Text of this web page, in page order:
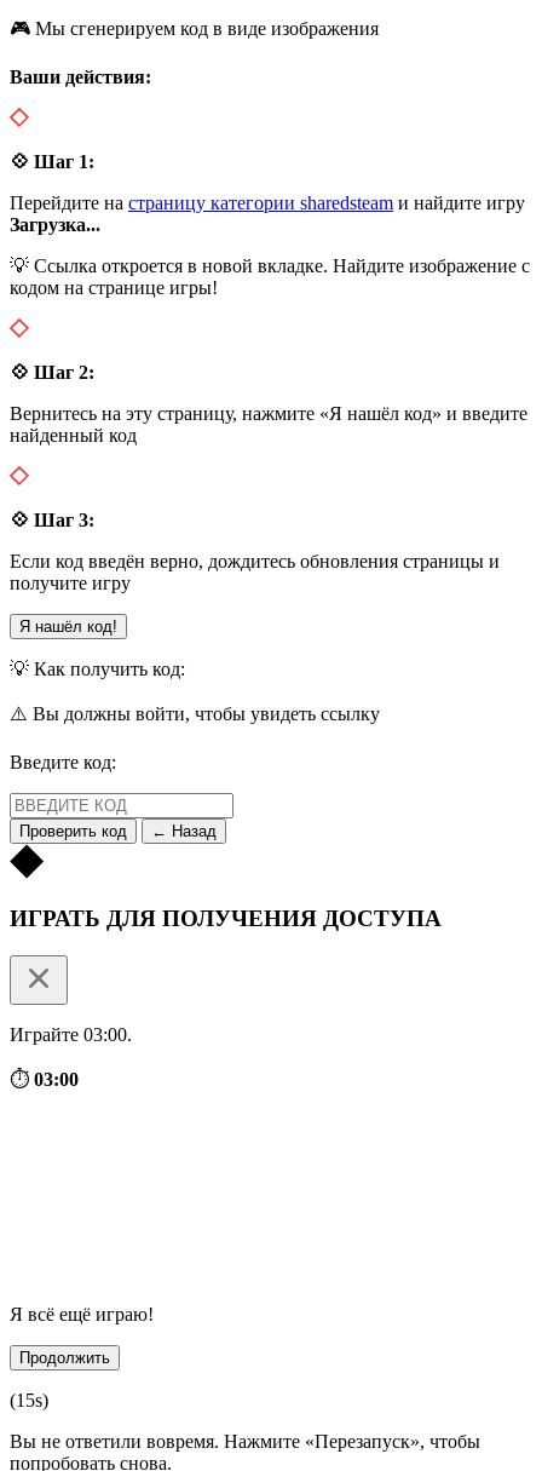
🎮 Мы сгенерируем код в виде изображения
Ваши действия:
💠 Шаг 1:
Перейдите на страницу категории sharedsteam и найдите игру
Загрузка...
💡 Ссылка откроется в новой вкладке. Найдите изображение с
кодом на странице игры!
💠 Шаг 2:
Вернитесь на эту страницу, нажмите «Я нашёл код» и введите
найденный код
💠 Шаг 3:
Если код введён верно, дождитесь обновления страницы и
получите игру
Я нашёл код!
💡 Как получить код:
⚠️ Вы должны войти, чтобы увидеть ссылку
Введите код:
Проверить код ← Назад
ИГРАТЬ ДЛЯ ПОЛУЧЕНИЯ ДОСТУПА
Играйте 03:00.
⏱ 03:00
Я всё ещё играю!
Продолжить
(15s)
Вы не ответили вовремя. Нажмите «Перезапуск», чтобы
попробовать снова.